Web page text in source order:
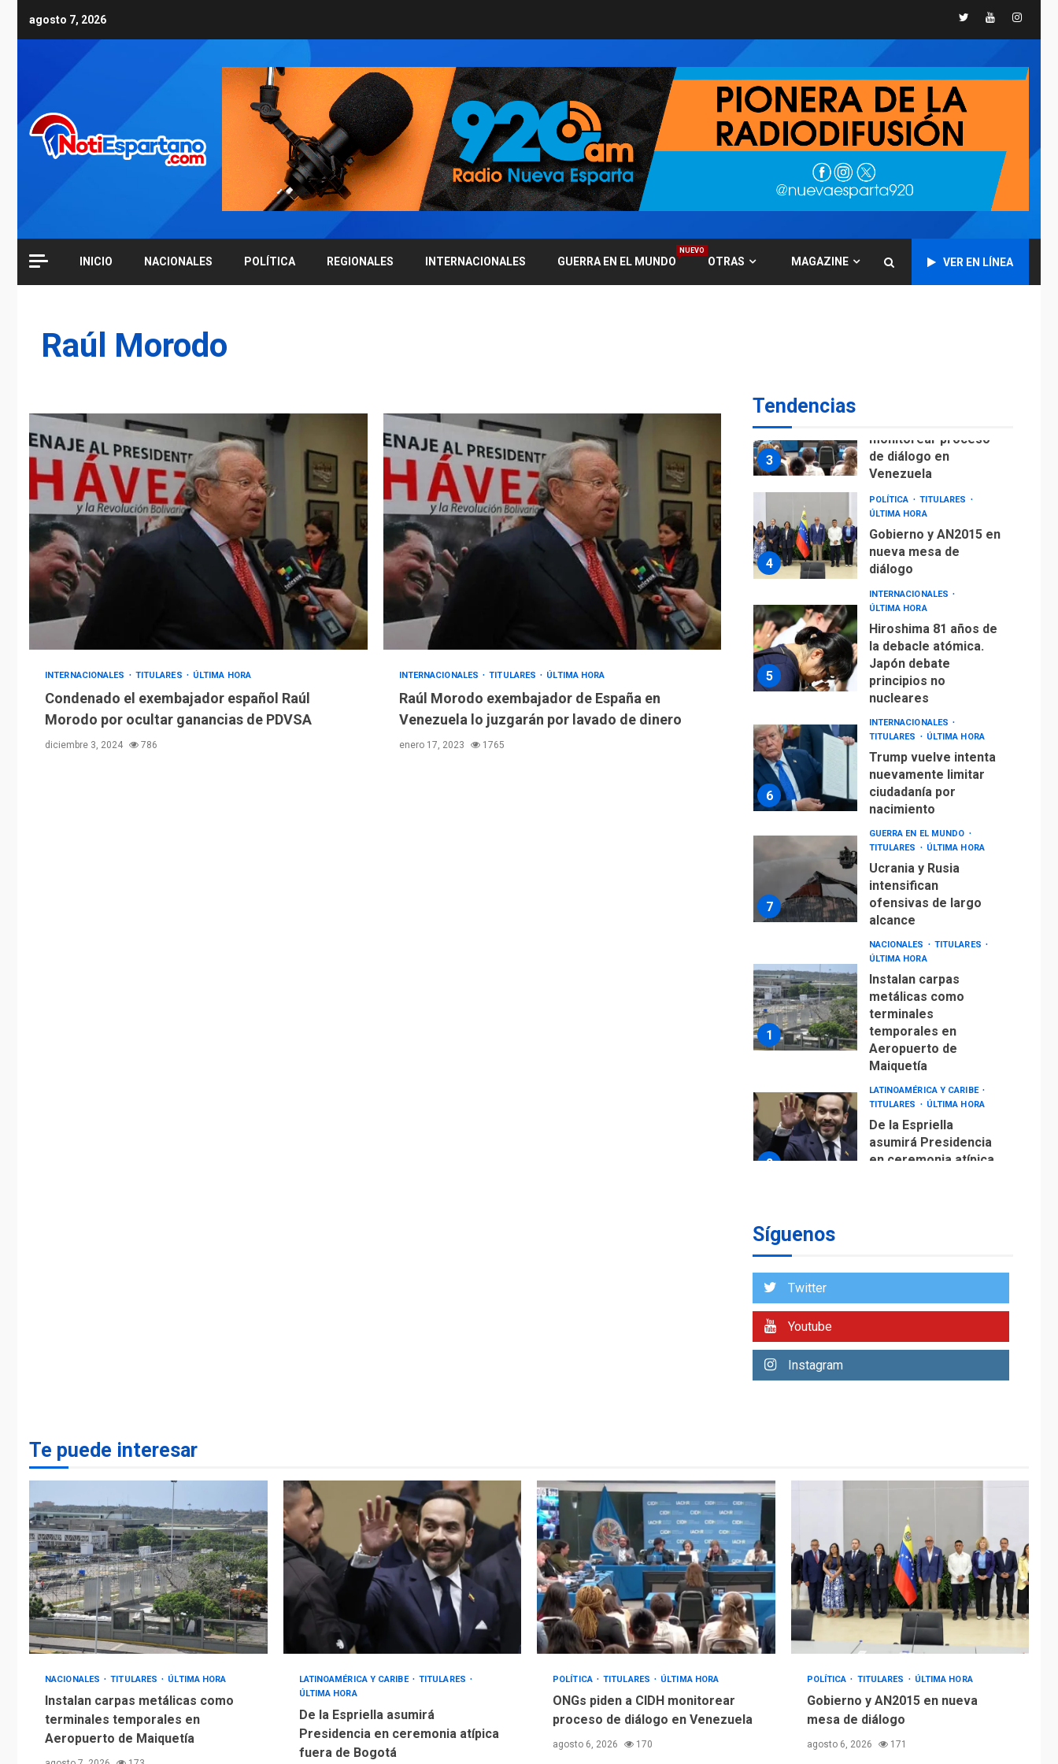
agosto 7, 2026 TwitterYoutube
INICIO NACIONALES POLÍTICA REGIONALES INTERNACIONALES GUERRA EN EL MUNDO
NUEVO
OTRAS MAGAZINE VER EN LÍNEA
Raúl Morodo
INTERNACIONALES TITULARES ÚLTIMA HORA
Condenado el exembajador español Raúl
Morodo por ocultar ganancias de PDVSA
diciembre 3, 2024 786
INTERNACIONALES TITULARES ÚLTIMA HORA
Raúl Morodo exembajador de España en
Venezuela lo juzgarán por lavado de dinero
enero 17, 2023 1765
Tendencias
7
GUERRA EN EL MUNDO
Ucrania y Rusia
intensifican
ofensivas de largo
alcance
NACIONALES
TITULARES
ÚLTIMA HORA
Instalan carpas
metálicas como
terminales
Aeropuerto de
3
monitorear proceso
de diálogo en
Venezuela
4
POLÍTICA
TITULARES
ÚLTIMA HORA
Gobierno y AN2015 en
nueva mesa de
diálogo
5
INTERNACIONALES
ÚLTIMA HORA
Hiroshima 81 años de
la debacle atómica.
Japón debate
principios no
nucleares
6
INTERNACIONALES
TITULARES
ÚLTIMA HORA
Trump vuelve intenta
nuevamente limitar
ciudadanía por
nacimiento
7
GUERRA EN EL MUNDO
TITULARES
ÚLTIMA HORA
Ucrania y Rusia
intensifican
ofensivas de largo
alcance
1
NACIONALES
TITULARES
ÚLTIMA HORA
Instalan carpas
metálicas como
terminales
temporales en
Aeropuerto de
Maiquetía
2
LATINOAMÉRICA Y CARIBE
TITULARES
ÚLTIMA HORA
De la Espriella
asumirá Presidencia
en ceremonia atípica
3
de diálogo en
4
POLÍTICA
TITULARES
Gobierno y AN2015 en
diálogo
5
Japón debate
Síguenos
Twitter
Youtube
Instagram
Te puede interesar
NACIONALES TITULARES ÚLTIMA HORA
Instalan carpas metálicas como
terminales temporales en
Aeropuerto de Maiquetía
LATINOAMÉRICA Y CARIBE
TITULARES
ÚLTIMA HORA
De la Espriella asumirá
Presidencia en ceremonia atípica
fuera de Bogotá
POLÍTICA TITULARES ÚLTIMA HORA
ONGs piden a CIDH monitorear
proceso de diálogo en Venezuela
agosto 6, 2026 170
POLÍTICA TITULARES ÚLTIMA HORA
Gobierno y AN2015 en nueva
mesa de diálogo
agosto 6, 2026 171